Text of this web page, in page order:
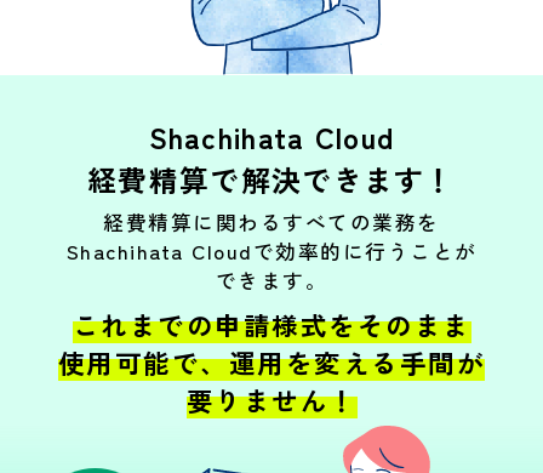
Shachihata Cloud
経費精算で解決できます！
経費精算に関わるすべての業務を
Shachihata Cloudで効率的に行うことが
できます。
これまでの申請様式をそのまま
使用可能で、運用を変える手間が
要りません！